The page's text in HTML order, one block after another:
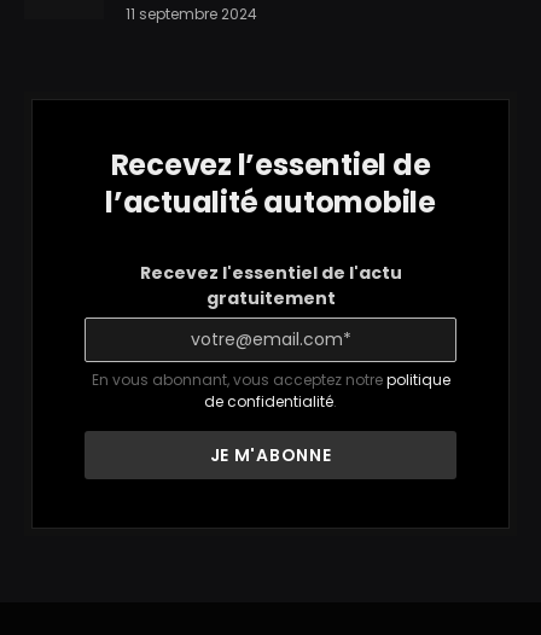
11 septembre 2024
Recevez l’essentiel de
l’actualité automobile
Recevez l'essentiel de l'actu
gratuitement
En vous abonnant, vous acceptez notrepolitique
de confidentialité.